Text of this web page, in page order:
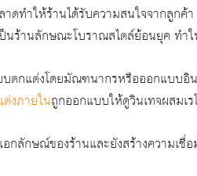
ทำให้ร้านได้รับความสนใจจากลูก
นร้านลักษณะโบราณสไตล์ย้อนยุค ทำ
ตกแต่งโดยมัณฑนากรหรือออกแบบอิ
งภายในถูกออกแบบให้ดูวินเทจผสมเ
กลักษณ์ของร้านและยังสร้างความเ